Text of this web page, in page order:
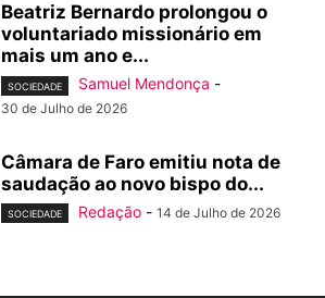
Beatriz Bernardo prolongou o
voluntariado missionário em
mais um ano e...
SOCIEDADE Samuel Mendonça -
30 de Julho de 2026
Câmara de Faro emitiu nota de
saudação ao novo bispo do...
SOCIEDADE Redação - 14 de Julho de 2026